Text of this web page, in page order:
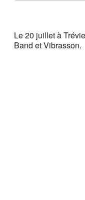
Le 20 juillet à
Band et Vibrasson.